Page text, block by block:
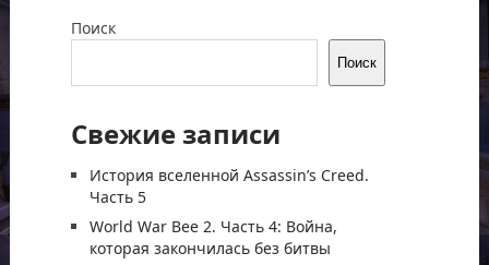
Поиск
Поиск
Свежие записи
История вселенной Assassin’s Creed.
Часть 5
World War Bee 2. Часть 4: Война,
которая закончилась без битвы